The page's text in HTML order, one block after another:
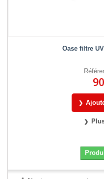
Oase filtre